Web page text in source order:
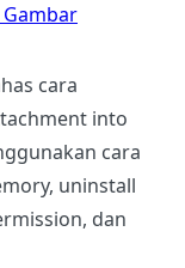
cara
into
cara
uninstall
dan